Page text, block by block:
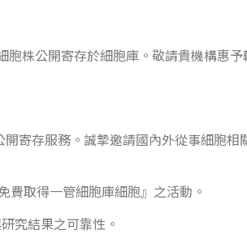
株公開寄存於細胞庫。敬請貴機構惠予
寄存服務。誠摯邀請國內外從事細胞相
取得一管細胞庫細胞』之活動。
究結果之可靠性。